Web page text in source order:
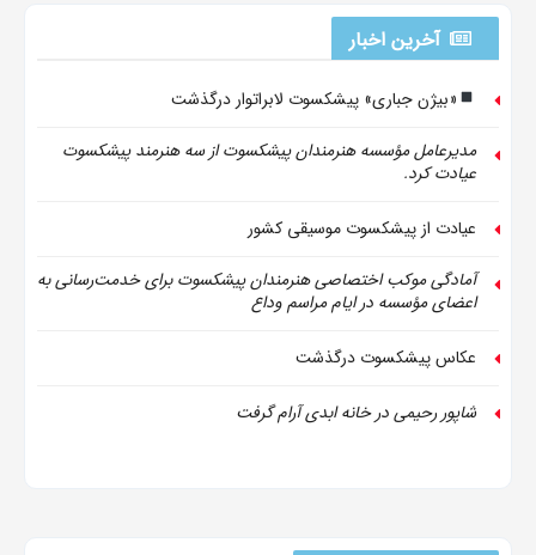
آخرین اخبار
«بیژن جباری» پیشکسوت لابراتوار درگذشت
مدیرعامل مؤسسه هنرمندان پیشکسوت از سه هنرمند پیشکسوت
عیادت کرد.
عیادت از پیشکسوت موسیقی کشور
آمادگی موکب اختصاصی هنرمندان پیشکسوت برای خدمت‌رسانی به
اعضای مؤسسه در ایام مراسم وداع
عکاس پیشکسوت درگذشت
شاپور رحیمی در خانه ابدی آرام گرفت